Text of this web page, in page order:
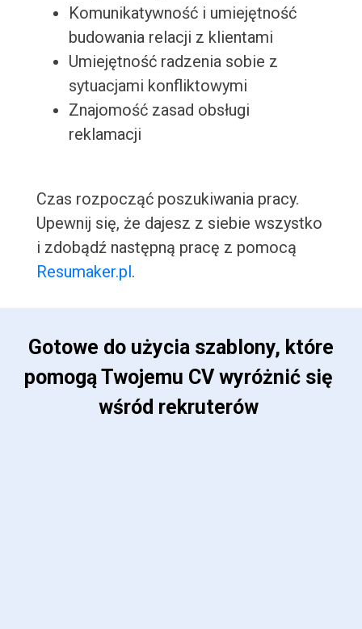
Komunikatywność i umiejętność
budowania relacji z klientami
Umiejętność radzenia sobie z
sytuacjami konfliktowymi
Znajomość zasad obsługi
reklamacji
Czas rozpocząć poszukiwania pracy.
Upewnij się, że dajesz z siebie wszystko
i zdobądź następną pracę z pomocą
Resumaker.pl.
pomogą Twojemu CV wyróżnić się
wśród rekruterów